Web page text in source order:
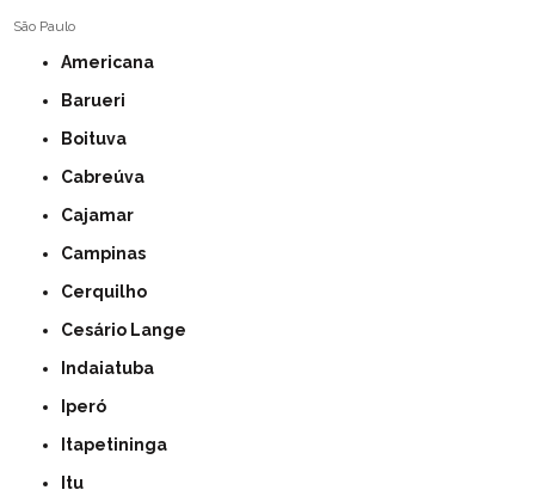
São Paulo
Americana
Barueri
Boituva
Cabreúva
Cajamar
Campinas
Cerquilho
Cesário Lange
Indaiatuba
Iperó
Itapetininga
Itu